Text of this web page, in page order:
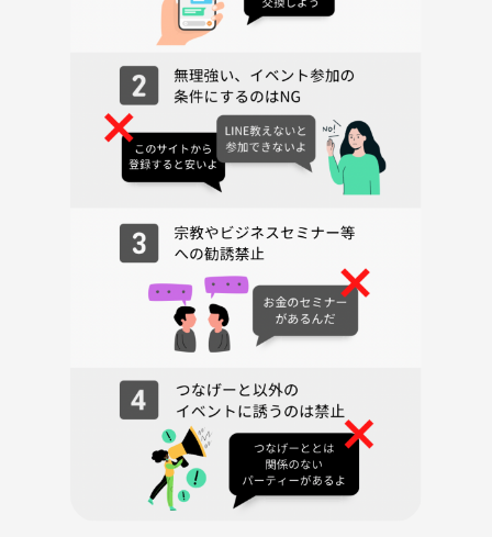
《つなげーと上でのLINE IDの交換・聞き出す行為は禁止されています》